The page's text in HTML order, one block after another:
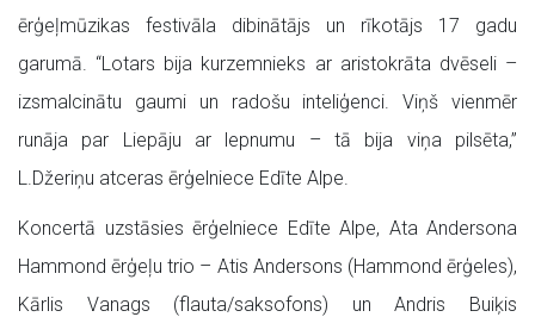
ērģeļmūzikas festivāla dibinātājs un rīkotājs 17 gadu
garumā. “Lotars bija kurzemnieks ar aristokrāta dvēseli –
izsmalcinātu gaumi un radošu inteliģenci. Viņš vienmēr
runāja par Liepāju ar lepnumu – tā bija viņa pilsēta,”
L.Džeriņu atceras ērģelniece Edīte Alpe.
Koncertā uzstāsies ērģelniece Edīte Alpe, Ata Andersona
Hammond ērģeļu trio – Atis Andersons (Hammond ērģeles),
Kārlis Vanags (flauta/saksofons) un Andris Buiķis